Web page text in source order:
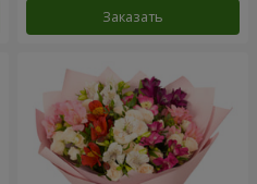
Заказать